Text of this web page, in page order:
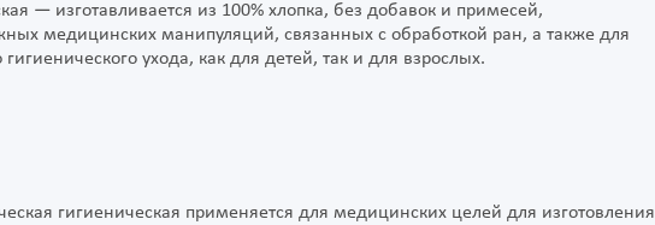
— изготавливается из 100% хлопка, без добавок и примесей,
медицинских манипуляций, связанных с обработкой ран, а также для
ухода, как для детей, так и для взрослых.
гигиеническая применяется для медицинских целей для изготовления